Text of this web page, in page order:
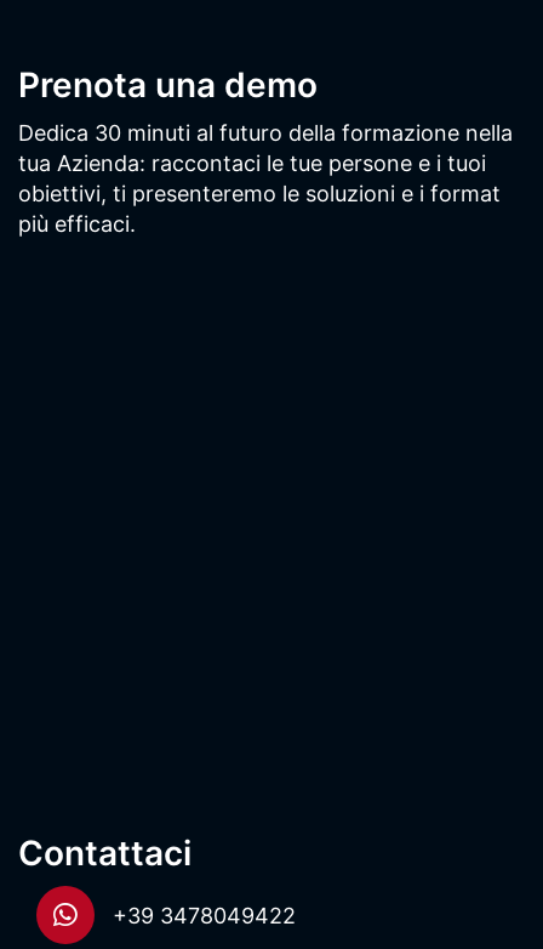
Prenota una demo
Dedica 30 minuti al futuro della formazione nella
tua Azienda: raccontaci le tue persone e i tuoi
obiettivi, ti presenteremo le soluzioni e i format
più efficaci.
Contattaci
+39 3478049422